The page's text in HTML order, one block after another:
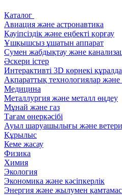
Каталог
Авиация және астронавтика
Қауіпсіздік және еңбекті қорғау
Ұшқышсыз ұшатын аппарат
Сумен жабдықтау және
Әскери істер
Интерактивті 3D көрнекі
Ақпараттық технологиялар және
Медицина
Металлургия және металл өңдеу
Мұнай және газ
Тағам өнеркәсібі
Ауыл шаруашылығы және
Құрылыс
Кеме жасау
Физика
Химия
Экология
Экономика және кәсіпкерлік
Энергия және жылумен